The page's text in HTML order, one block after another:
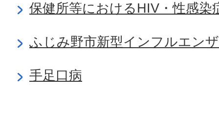
保健所等におけるHIV・性感染
ふじみ野市新型インフルエン
手足口病